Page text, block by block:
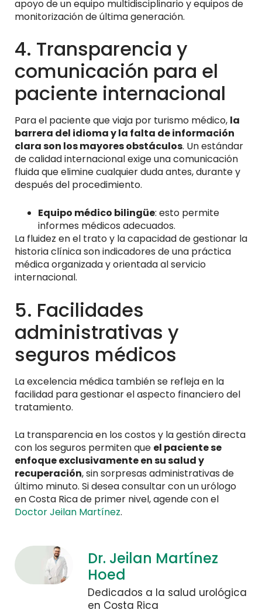
apoyo de un equipo multidisciplinario y equipos de
monitorización de última generación.
4. Transparencia y
comunicación para el
paciente internacional
Para el paciente que viaja por turismo médico, la
barrera del idioma y la falta de información
clara son los mayores obstáculos. Un estándar
de calidad internacional exige una comunicación
fluida que elimine cualquier duda antes, durante y
después del procedimiento.
Equipo médico bilingüe: esto permite
informes médicos adecuados.
La fluidez en el trato y la capacidad de gestionar la
historia clínica son indicadores de una práctica
médica organizada y orientada al servicio
internacional.
5. Facilidades
administrativas y
seguros médicos
La excelencia médica también se refleja en la
facilidad para gestionar el aspecto financiero del
tratamiento.
La transparencia en los costos y la gestión directa
con los seguros permiten que el paciente se
enfoque exclusivamente en su salud y
recuperación, sin sorpresas administrativas de
último minuto. Si desea consultar con un urólogo
en Costa Rica de primer nivel, agende con el
Doctor Jeilan Martínez.
Dr. Jeilan Martínez
Hoed
Dedicados a la salud urológica
en Costa Rica